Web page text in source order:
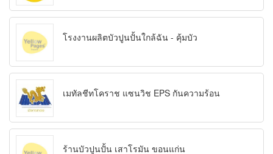
โรงงานผลิตบัวปูนปั้นใกล้ฉัน - คุ้มบัว
เมทัลชีทโคราช แซนวิช EPS กันความร้อน
ร้านบัวปูนปั้น เสาโรมัน ขอนแก่น